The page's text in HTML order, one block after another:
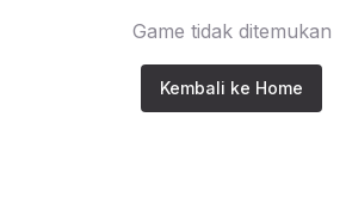
Game tidak ditemukan
Kembali ke Home